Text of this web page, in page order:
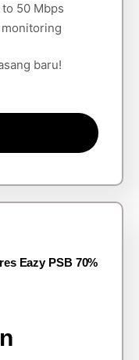
50 Mbps
baru!
Eazy PSB 70%